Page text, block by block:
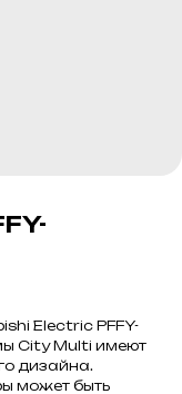
Electric PFFY-
City Multi имеют
дизайна.
может быть